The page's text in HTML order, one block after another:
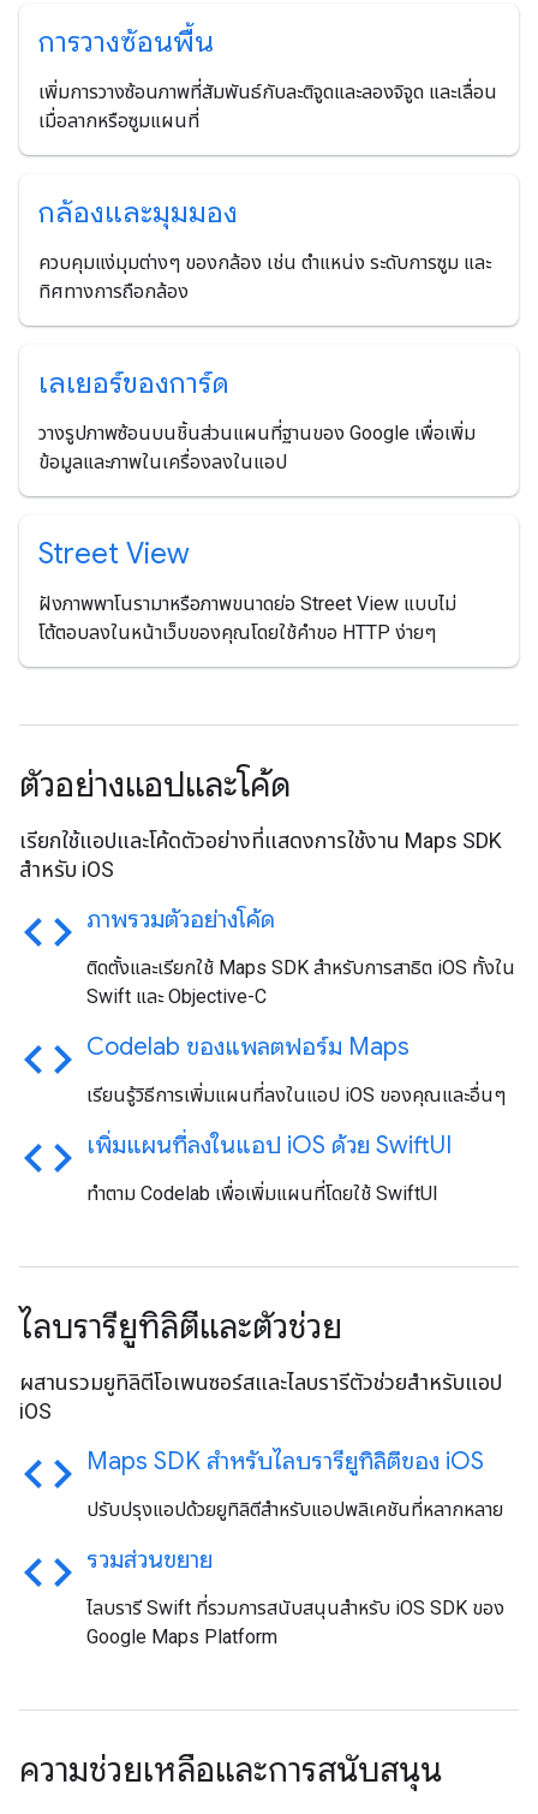
การวางซ้อนพื้น
เพิ่มการวางซ้อนภาพที่สัมพันธ์กับละติจูดและลองจิจูด และเลื่อน
เมื่อลากหรือซูมแผนที่
กล้องและมุมมอง
ควบคุมแง่มุมต่างๆ ของกล้อง เช่น ตำแหน่ง ระดับการซูม และ
ทิศทางการถือกล้อง
เลเยอร์ของการ์ด
วางรูปภาพซ้อนบนชิ้นส่วนแผนที่ฐานของ Google เพื่อเพิ่ม
ข้อมูลและภาพในเครื่องลงในแอป
Street View
ฝังภาพพาโนรามาหรือภาพขนาดย่อ Street View แบบไม่
โต้ตอบลงในหน้าเว็บของคุณโดยใช้คำขอ HTTP ง่ายๆ
ตัวอย่างแอปและโค้ด
เรียกใช้แอปและโค้ดตัวอย่างที่แสดงการใช้งาน Maps SDK
สำหรับ iOS
code ภาพรวมตัวอย่างโค้ด
ติดตั้งและเรียกใช้ Maps SDK สำหรับการสาธิต iOS ทั้งใน
Swift และ Objective-C
code Codelab ของแพลตฟอร์ม Maps
เรียนรู้วิธีการเพิ่มแผนที่ลงในแอป iOS ของคุณและอื่นๆ
code เพิ่มแผนที่ลงในแอป iOS ด้วย SwiftUI
ทำตาม Codelab เพื่อเพิ่มแผนที่โดยใช้ SwiftUI
ไลบรารียูทิลิตีและตัวช่วย
ผสานรวมยูทิลิตีโอเพนซอร์สและไลบรารีตัวช่วยสำหรับแอป
iOS
code Maps SDK สําหรับไลบรารียูทิลิตีของ iOS
ปรับปรุงแอปด้วยยูทิลิตีสำหรับแอปพลิเคชันที่หลากหลาย
code รวมส่วนขยาย
ไลบรารี Swift ที่รวมการสนับสนุนสำหรับ iOS SDK ของ
Google Maps Platform
ความช่วยเหลือและการสนับสนุน